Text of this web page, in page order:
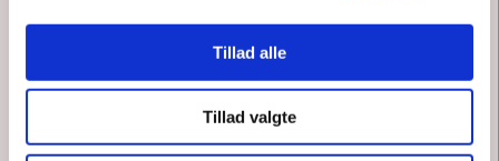
Tillad alle
Tillad valgte
Opret testamente eller legat her